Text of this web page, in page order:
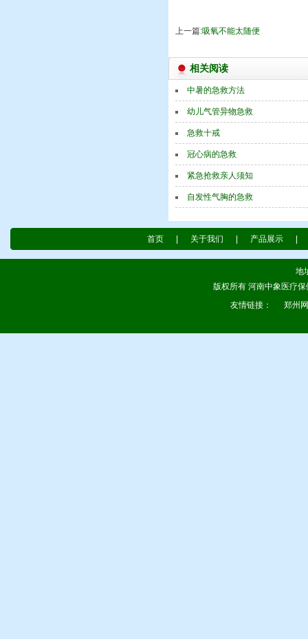
上一篇:吸氧不能太随便
相关阅读
中暑的急救方法
幼儿气管异物急救
急救十戒
冠心病的急救
紧急抢救亲人须知
自发性气胸的急救
首页 关于我们 产品展示
地
版权所有 河南中象医疗
友情链接：
郑州